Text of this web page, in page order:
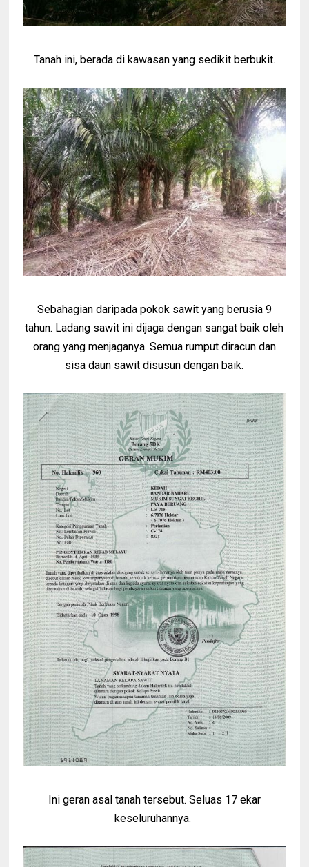
Tanah ini, berada di kawasan yang sedikit berbukit.
Sebahagian daripada pokok sawit yang berusia 9
tahun. Ladang sawit ini dijaga dengan sangat baik oleh
orang yang menjaganya. Semua rumput diracun dan
sisa daun sawit disusun dengan baik.
Ini geran asal tanah tersebut. Seluas 17 ekar
keseluruhannya.